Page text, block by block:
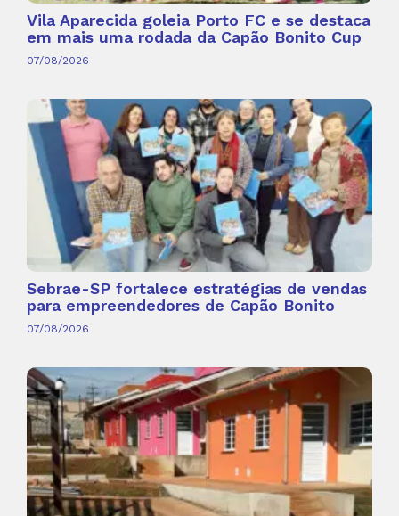
Vila Aparecida goleia Porto FC e se destaca
em mais uma rodada da Capão Bonito Cup
07/08/2026
Sebrae-SP fortalece estratégias de vendas
para empreendedores de Capão Bonito
07/08/2026